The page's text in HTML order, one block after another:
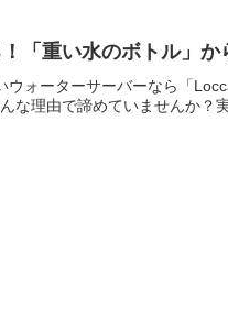
「重い水のボトル」か
ォーターサーバーなら「
な理由で諦めていませんか？